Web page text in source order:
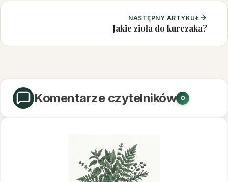
NASTĘPNY ARTYKUŁ
Jakie zioła do kurczaka?
Komentarze czytelników 0